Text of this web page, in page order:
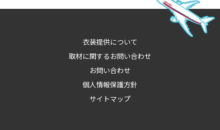
衣装提供について
取材に関するお問い合わせ
お問い合わせ
個人情報保護方針
サイトマップ